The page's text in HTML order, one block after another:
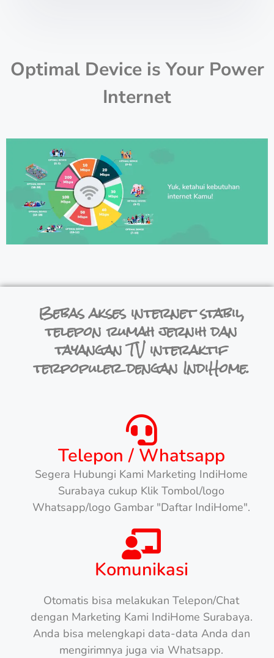
Optimal Device is Your Power
Internet
Bebas akses internet stabil,
telepon rumah jernih dan
tayangan TV interaktif
terpopuler dengan IndiHome.
Telepon / Whatsapp
Segera Hubungi Kami Marketing IndiHome
Surabaya cukup Klik Tombol/logo
Whatsapp/logo Gambar "Daftar IndiHome".
Komunikasi
Otomatis bisa melakukan Telepon/Chat
dengan Marketing Kami IndiHome Surabaya.
Anda bisa melengkapi data-data Anda dan
mengirimnya juga via Whatsapp.